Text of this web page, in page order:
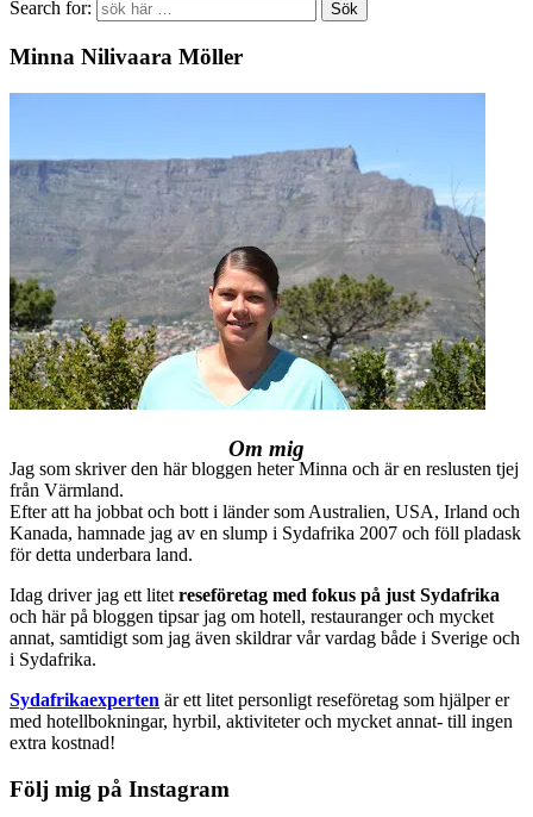
Search for:
Minna Nilivaara Möller
Om mig
Jag som skriver den här bloggen heter Minna och är en reslusten tjej
från Värmland.
Efter att ha jobbat och bott i länder som Australien, USA, Irland och
Kanada, hamnade jag av en slump i Sydafrika 2007 och föll pladask
för detta underbara land.
Idag driver jag ett litet reseföretag med fokus på just Sydafrika
och här på bloggen tipsar jag om hotell, restauranger och mycket
annat, samtidigt som jag även skildrar vår vardag både i Sverige och
i Sydafrika.
Sydafrikaexperten är ett litet personligt reseföretag som hjälper er
med hotellbokningar, hyrbil, aktiviteter och mycket annat- till ingen
extra kostnad!
Följ mig på Instagram